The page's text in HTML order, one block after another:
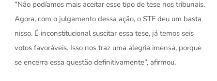
“Não podíamos mais aceitar esse tipo de tese nos tribunais.
Agora, com o julgamento dessa ação, o STF deu um basta
nisso. É inconstitucional suscitar essa tese, já temos seis
votos favoráveis. Isso nos traz uma alegria imensa, porque
se encerra essa questão definitivamente”, afirmou.